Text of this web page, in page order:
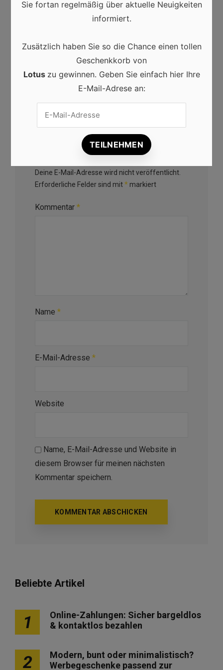
NEXT ARTICLE
Wann ist der Einsatz von
Einlassbändern sinnvoll?
Schreibe einen Kommentar
Deine E-Mail-Adresse wird nicht veröffentlicht.
Erforderliche Felder sind mit* markiert
Kommentar *
Name *
E-Mail-Adresse *
Website
Name, E-Mail-Adresse und Website in
diesem Browser für meinen nächsten
Kommentar speichern.
Beliebte Artikel
1
Online-Zahlungen: Sicher bargeldlos
& kontaktlos bezahlen
2
Modern, bunt oder minimalistisch?
Werbegeschenke passend zur
Sie fortan regelmäßig über aktuelle Neuigkeiten
informiert.
Zusätzlich haben Sie so die Chance einen tollen
Geschenkkorb von
Lotus zu gewinnen. Geben Sie einfach hier Ihre
E-Mail-Adrese an: